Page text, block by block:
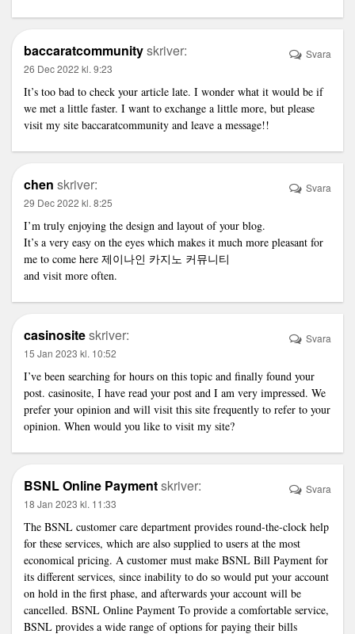
baccaratcommunityskriver:
26 Dec 2022 kl. 9:23
It’s too bad to check your article late. I wonder what it would be if
we met a little faster. I want to exchange a little more, but please
visit my site baccaratcommunity and leave a message!!
Svara
chen skriver:
29 Dec 2022 kl. 8:25
I’m truly enjoying the design and layout of your blog.
It’s a very easy on the eyes which makes it much more pleasant for
me to come here 제이나인 카지노 커뮤니티
and visit more often.
Svara
casinositeskriver:
15 Jan 2023 kl. 10:52
I’ve been searching for hours on this topic and finally found your
post. casinosite, I have read your post and I am very impressed. We
prefer your opinion and will visit this site frequently to refer to your
opinion. When would you like to visit my site?
Svara
BSNL Online Paymentskriver:
18 Jan 2023 kl. 11:33
The BSNL customer care department provides round-the-clock help
for these services, which are also supplied to users at the most
economical pricing. A customer must make BSNL Bill Payment for
its different services, since inability to do so would put your account
on hold in the first phase, and afterwards your account will be
cancelled. BSNL Online Payment To provide a comfortable service,
BSNL provides a wide range of options for paying their bills
Svara